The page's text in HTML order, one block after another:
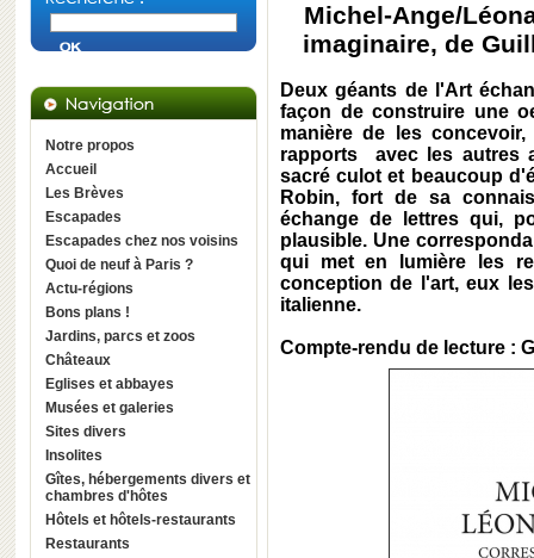
Notre propos
Accueil
Les Brèves
Escapades
Escapades chez nos voisins
Quoi de neuf à Paris ?
Actu-régions
Bons plans !
Jardins, parcs et zoos
Châteaux
Eglises et abbayes
Musées et galeries
Sites divers
Insolites
Gîtes, hébergements divers et
chambres d'hôtes
Hôtels et hôtels-restaurants
Restaurants
Michel-Ange/
imaginaire, de
Deux géants de l'Art
façon de construire une
manière de les
rapports avec les autres
sacré culot et beaucoup
Robin, fort de sa
échange de lettres qui,
plausible. Une
qui met en lumière les
conception de l'art, eux
italienne.
Compte-rendu de lecture :